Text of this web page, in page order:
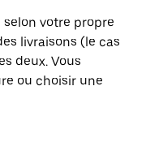
selon votre propre
livraisons (le cas
deux. Vous
ou choisir une